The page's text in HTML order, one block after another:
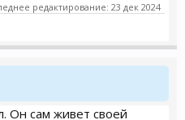
редактирование: 23 дек 2024
Он сам живет своей